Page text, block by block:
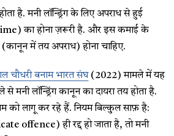
है. मनी लॉन्ड्रिंग के लिए अपराध से हुई
का होना ज़रूरी है. और इस कमाई के
में तय अपराध) होना चाहिए.
चौधरी बनाम भारत संघ(2022) मामले में यह
मनी लॉन्ड्रिंग कानून का दायरा तय होता है.
को लागू कर रहे हैं. नियम बिल्कुल साफ़ है:
offence) ही रद्द हो जाता है, तो मनी